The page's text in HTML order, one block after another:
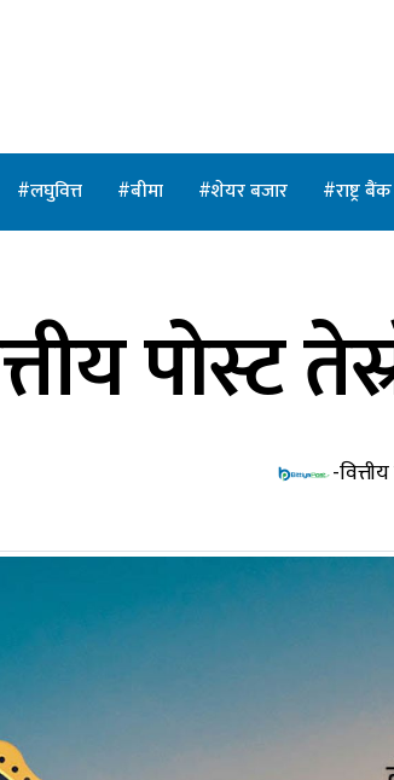
लघुवित्त बीमा शेयर बजार राष्ट्र बैंक
पोस्ट
-